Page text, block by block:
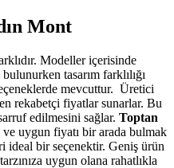
Mont
Modeller içerisinde
tasarım farklılığı
mevcuttur. Üretici
rekabetçi fiyatlar sunarlar. Bu
edilmesini sağlar. Toptan
ve uygun fiyatı bir arada bulmak
ideal bir seçenektir. Geniş ürün
uygun olana rahatlıkla